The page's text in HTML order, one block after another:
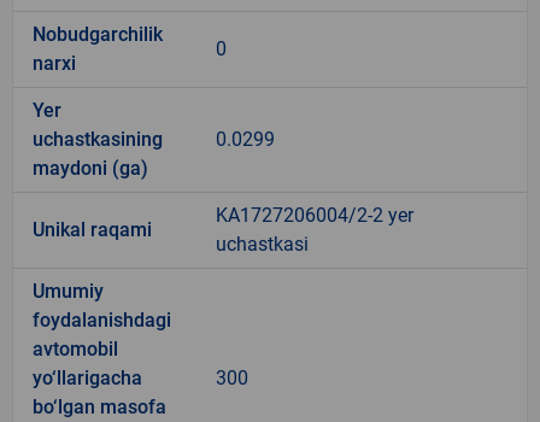
Nobudgarchilik
narxi
0
Yer
uchastkasining
maydoni (ga)
0.0299
Unikal raqami
KA1727206004/2-2 yer
uchastkasi
Umumiy
foydalanishdagi
avtomobil
yo‘llarigacha
bo‘lgan masofa
300